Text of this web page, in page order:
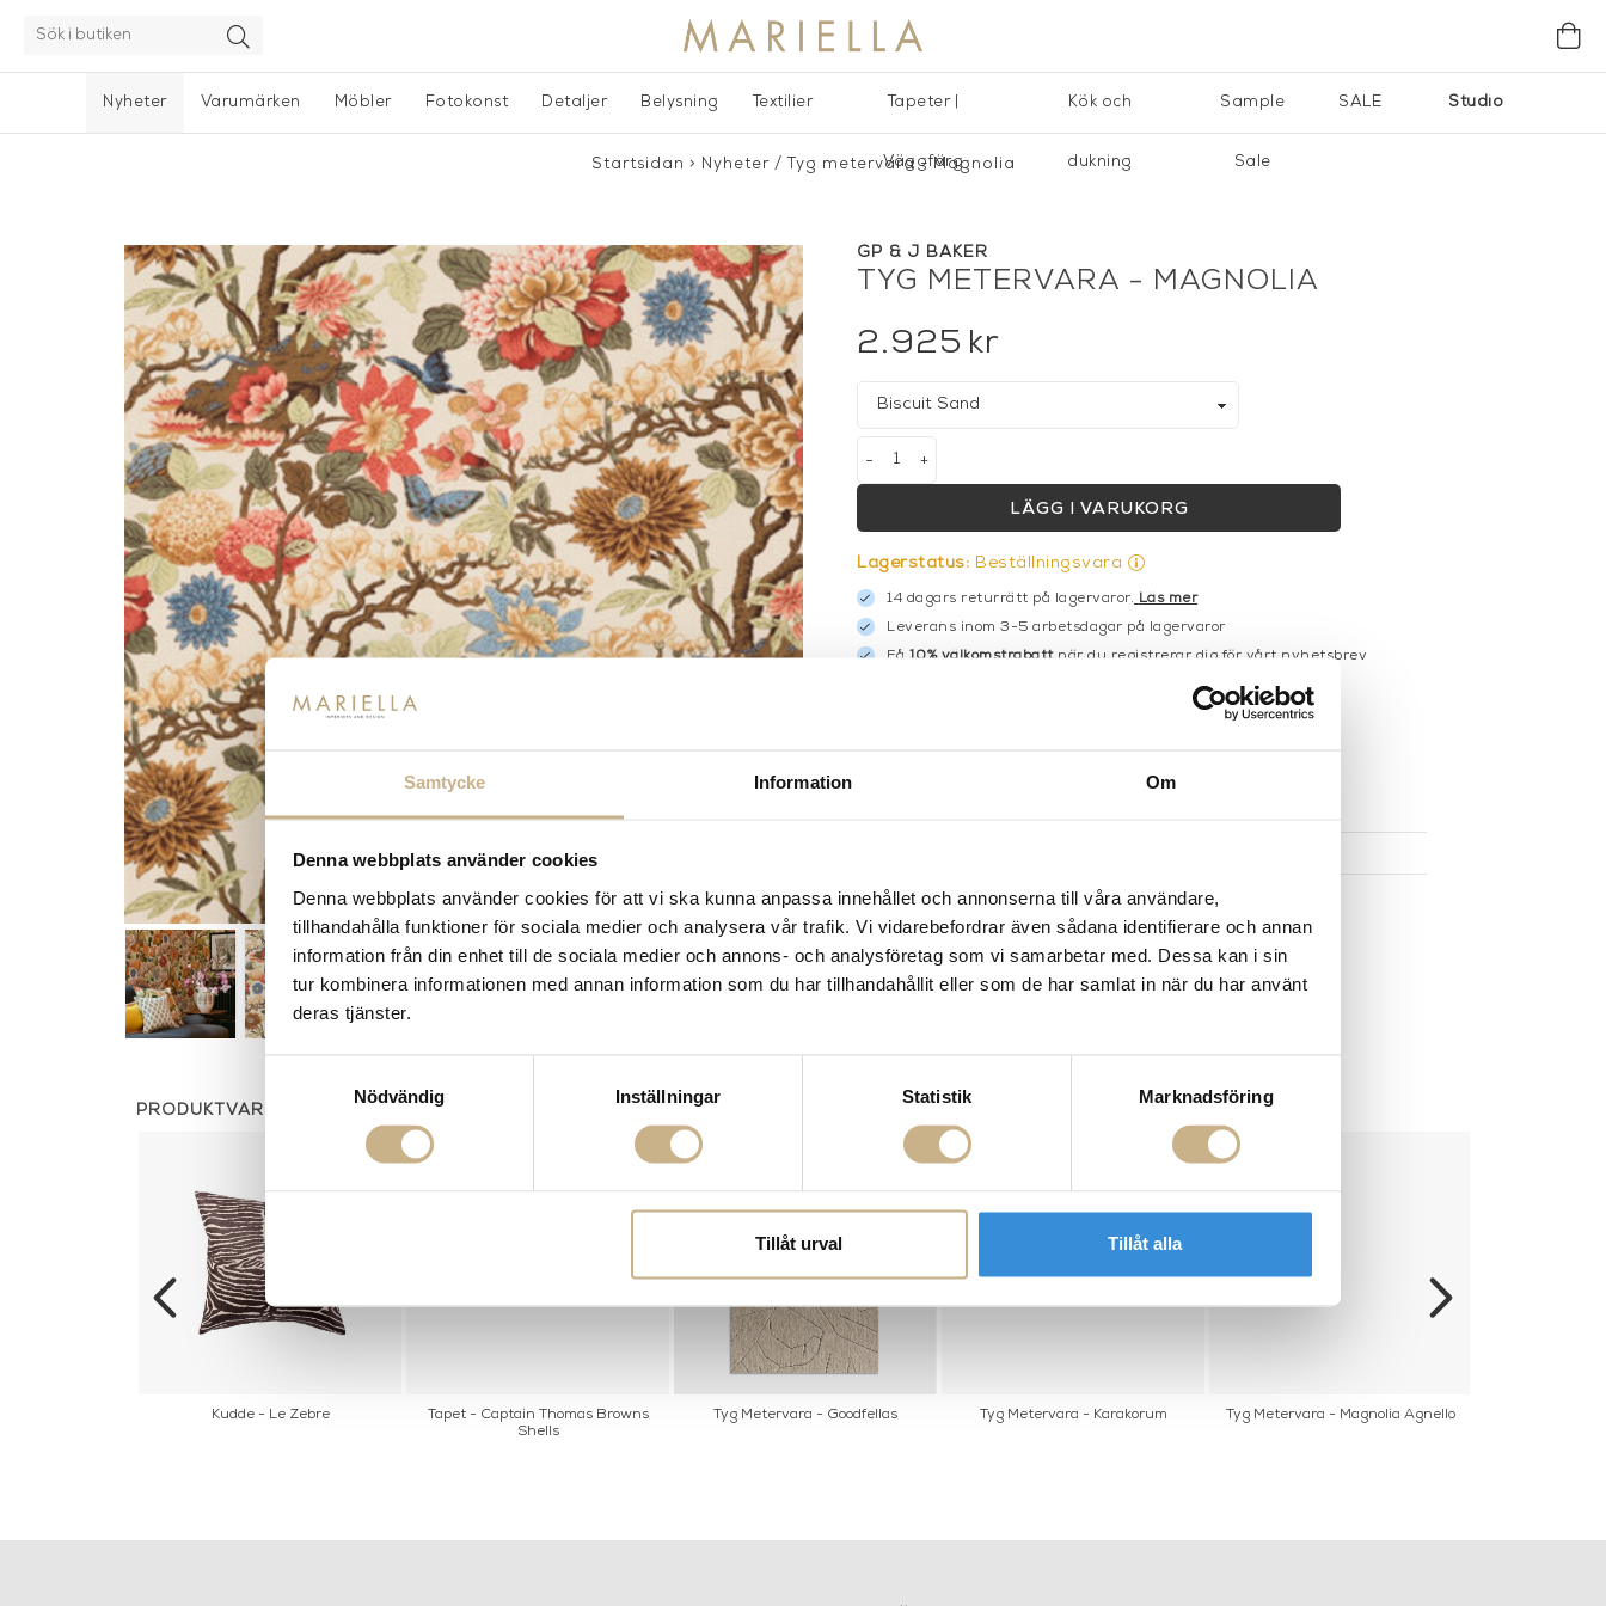
Samtycke Information Om
Denna webbplats använder cookies
Denna webbplats använder cookies för att vi ska kunna anpassa innehållet och annonserna till våra användare,
tillhandahålla funktioner för sociala medier och analysera vår trafik. Vi vidarebefordrar även sådana identifierare och annan
information från din enhet till de sociala medier och annons- och analysföretag som vi samarbetar med. Dessa kan i sin
tur kombinera informationen med annan information som du har tillhandahållit eller som de har samlat in när du har använt
deras tjänster.
Nödvändig
Inställningar Statistik Marknadsföring
Tillåt urval Tillåt alla
Nyheter Studio
Varumärken Möbler Fotokonst Detaljer Belysning Textilier Tapeter |
Väggfärg
Kök och
dukning
Sample
Sale
SALE
Startsidan > Nyheter/ Tyg metervara - Magnolia
GP & J BAKER
TYG METERVARA - MAGNOLIA
2.925 kr
+
-
LÄGG I VARUKORG
Lagerstatus: Beställningsvara
14 dagars returrätt på lagervaror.
Läs mer
när du registrerar dig för vårt nyhetsbrev
BESKRIVNING
PRODUKTVARIANTER
Kudde - Le Zebre
Tapet - Captain Thomas Browns
Shells
Tyg Metervara - Goodfellas Tyg Metervara - Karakorum Tyg Metervara - Magnolia Agnello